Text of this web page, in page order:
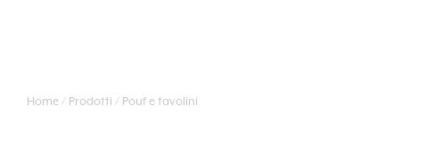
Home Prodotti Pouf e tavolini